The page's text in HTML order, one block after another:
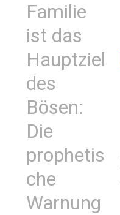
Familie
ist das
Hauptziel
des
Bösen:
Die
prophetis
che
Warnung